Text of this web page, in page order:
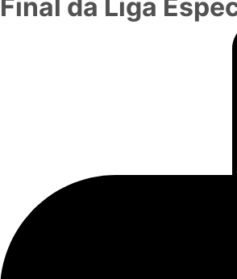
Final da Liga